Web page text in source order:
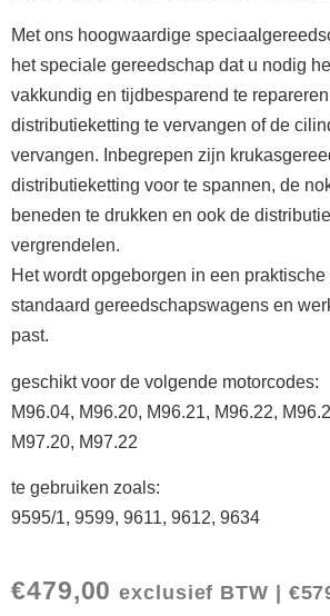
Met ons hoogwaardige
het speciale gereedschap dat u nodig
vakkundig en tijdbesparend te
distributieketting te vervangen of de
vervangen. Inbegrepen zijn
distributieketting voor te spannen, de
beneden te drukken en ook de
vergrendelen.
Het wordt opgeborgen in een
standaard gereedschapswagens en
past.
geschikt voor de volgende motorcodes:
M96.04, M96.20, M96.21, M96.22,
M97.20, M97.22
te gebruiken zoals:
9595/1, 9599, 9611, 9612, 9634
€479,00 exclusief BTW | €